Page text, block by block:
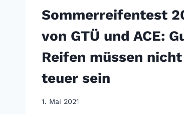
Sommerreifentest
von GTÜ und ACE:
Reifen müssen nicht
teuer sein
1. Mai 2021